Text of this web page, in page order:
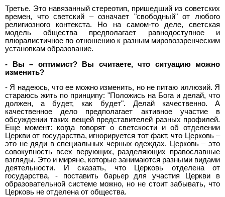
Третье. Это навязанный стереотип, пришедший из советских
времен, что светский – означает "свободный" от любого
религиозного контекста. Но на самом-то деле, светская
модель общества предполагает равнодоступное и
плюралистичное по отношению к разным мировоззренческим
установкам образование.
- Вы – оптимист? Вы считаете, что ситуацию можно
изменить?
- Я надеюсь, что ее можно изменить, но не питаю иллюзий. Я
стараюсь жить по принципу: "Положись на Бога и делай, что
должен, а будет, как будет". Делай качественно. А
качественное дело предполагает активное участие в
обсуждении таких вещей представителей разных профилей.
Еще момент: когда говорят о светскости и об отделении
Церкви от государства, игнорируется тот факт, что Церковь –
это не дяди в специальных черных одеждах. Церковь – это
совокупность всех верующих, разделяющих православные
взгляды. Это и миряне, которые занимаются разными видами
деятельности. И сказать, что Церковь отделена от
государства, - поставить барьер для участия Церкви в
образовательной системе можно, но не стоит забывать, что
Церковь не отделена от общества.